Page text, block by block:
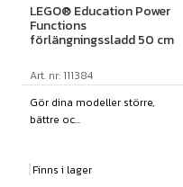
LEGO® Education Power
Functions
förlängningssladd 50 cm
Art. nr: 111384
Gör dina modeller större,
bättre oc...
Finns i lager